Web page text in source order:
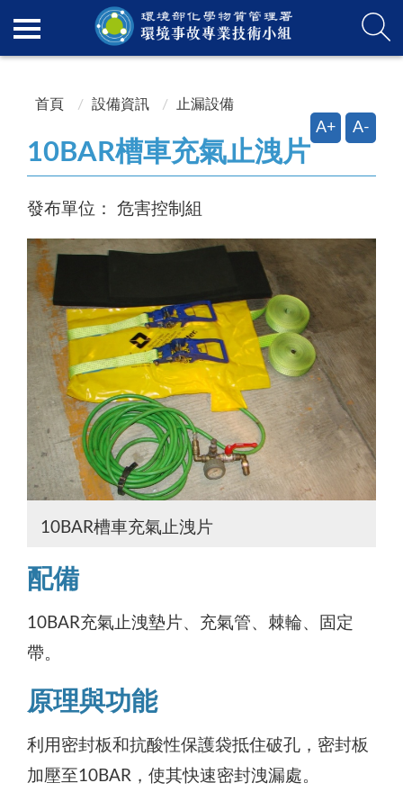
首頁 設備資訊 止漏設備
A+ A-
10BAR槽車充氣止洩片
發布單位： 危害控制組
10BAR槽車充氣止洩片
配備
10BAR充氣止洩墊片、充氣管、棘輪、固定
帶。
原理與功能
利用密封板和抗酸性保護袋抵住破孔，密封板
加壓至10BAR，使其快速密封洩漏處。